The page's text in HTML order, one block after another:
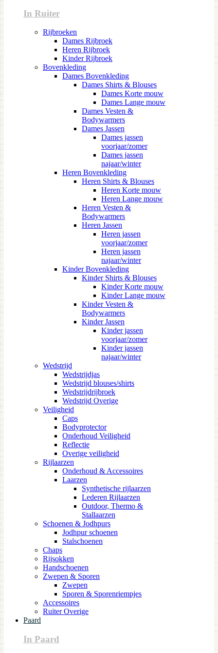
In Ruiter
Rijbroeken
Dames Rijbroek
Heren Rijbroek
Kinder Rijbroek
Bovenkleding
Dames Bovenkleding
Dames Shirts & Blouses
Dames Korte mouw
Dames Lange mouw
Dames Vesten &
Bodywarmers
Dames Jassen
Dames jassen
voorjaar/zomer
Dames jassen
najaar/winter
Heren Bovenkleding
Heren Shirts & Blouses
Heren Korte mouw
Heren Lange mouw
Heren Vesten &
Bodywarmers
Heren Jassen
Heren jassen
voorjaar/zomer
Heren jassen
najaar/winter
Kinder Bovenkleding
Kinder Shirts & Blouses
Kinder Korte mouw
Kinder Lange mouw
Kinder Vesten &
Bodywarmers
Kinder Jassen
Kinder jassen
voorjaar/zomer
Kinder jassen
najaar/winter
Wedstrijd
Wedstrijdjas
Wedstrijd blouses/shirts
Wedstrijdrijbroek
Wedstrijd Overige
Veiligheid
Caps
Bodyprotector
Onderhoud Veiligheid
Reflectie
Overige veiligheid
Rijlaarzen
Onderhoud & Accessoires
Laarzen
Synthetische rijlaarzen
Lederen Rijlaarzen
Outdoor, Thermo &
Stallaarzen
Schoenen & Jodhpurs
Jodhpur schoenen
Stalschoenen
Chaps
Rijsokken
Handschoenen
Zwepen & Sporen
Zwepen
Sporen & Sporenriempjes
Accessoires
Ruiter Overige
Paard
In Paard